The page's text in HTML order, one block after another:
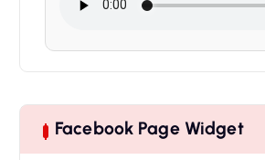
Facebook Page Widget